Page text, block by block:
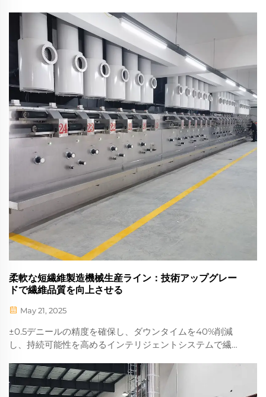
テリジェント設備株式会社は、フロントスピンニング工程
用の主要設備について、納品作業を順調に完了しました...
柔軟な短繊維製造機械生産ライン：技術アップグレー
ドで繊維品質を向上させる
May 21, 2025
±0.5デニールの精度を確保し、ダウンタイムを40%削減
し、持続可能性を高めるインテリジェントシステムで繊維
に収量を15%向上させるかをご覧ください。